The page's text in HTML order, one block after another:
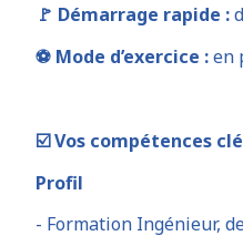
🚩 Démarrage rapide :
⚽ Mode d’exercice :en
☑️ Vos compétences
Profil
- Formation Ingénieur,